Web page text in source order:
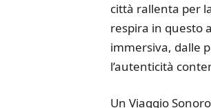
città rallenta per
respira in questo
immersiva, dalle
l’autenticità
Un Viaggio